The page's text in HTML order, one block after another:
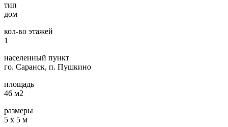
тип
дом
кол-во этажей
1
населенный пункт
го. Саранск, п. Пушкино
площадь
46 м2
размеры
5 х 5 м